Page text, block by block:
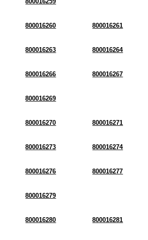
800016260 800016261
800016263 800016264
800016266 800016267
800016269
800016270 800016271
800016273 800016274
800016276 800016277
800016279
800016280 800016281